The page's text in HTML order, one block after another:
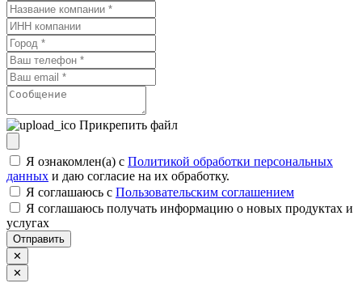
Прикрепить файл
Я ознакомлен(а) с Политикой обработки персональных
данных и даю согласие на их обработку.
Я соглашаюсь c Пользовательским соглашением
Я соглашаюсь получать информацию о новых продуктах и
услугах
Отправить
✕
✕